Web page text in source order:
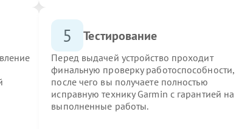
5 Тестирование
Перед выдачей устройство проходит
финальную проверку работоспособности,
после чего вы получаете полностью
исправную технику Garmin с гарантией на
выполненные работы.